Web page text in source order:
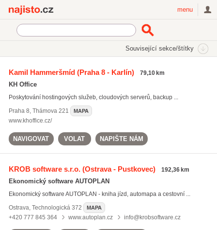
menu
Související sekce/štítky
Vývoj software na zakázku
Kamil Hammeršmíd(Praha 8 - Karlín) 79,10 km
KH Office
Poskytování hostingových služeb, cloudových serverů, backup ...
Praha 8, Thámova 221 MAPA
www.khoffice.cz/
NAVIGOVAT VOLAT NAPIŠTE NÁM
KROB software s.r.o.(Ostrava - Pustkovec) 192,36 km
Ekonomický software AUTOPLAN
Ekonomický software AUTOPLAN - kniha jízd, automapa a cestovní ...
Ostrava, Technologická 372 MAPA
+420 777 845 364 www.autoplan.cz info@krobsoftware.cz